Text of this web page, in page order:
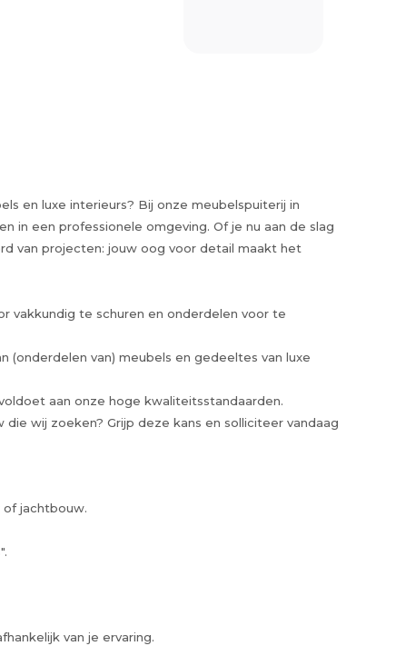
en luxe interieurs? Bij onze meubelspuiterij in
in een professionele omgeving. Of je nu aan de slag
van projecten: jouw oog voor detail maakt het
vakkundig te schuren en onderdelen voor te
(onderdelen van) meubels en gedeeltes van luxe
aan onze hoge kwaliteitsstandaarden.
die wij zoeken? Grijp deze kans en solliciteer vandaag
of jachtbouw.
van je ervaring.